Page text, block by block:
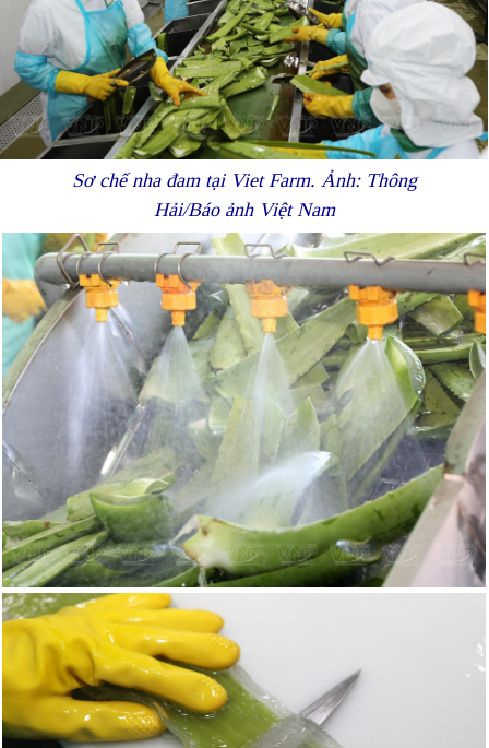
Sơ chế nha đam tại Viet Farm. Ảnh: Thông
Hải/Báo ảnh Việt Nam